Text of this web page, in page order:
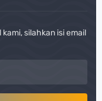
silahkan isi email